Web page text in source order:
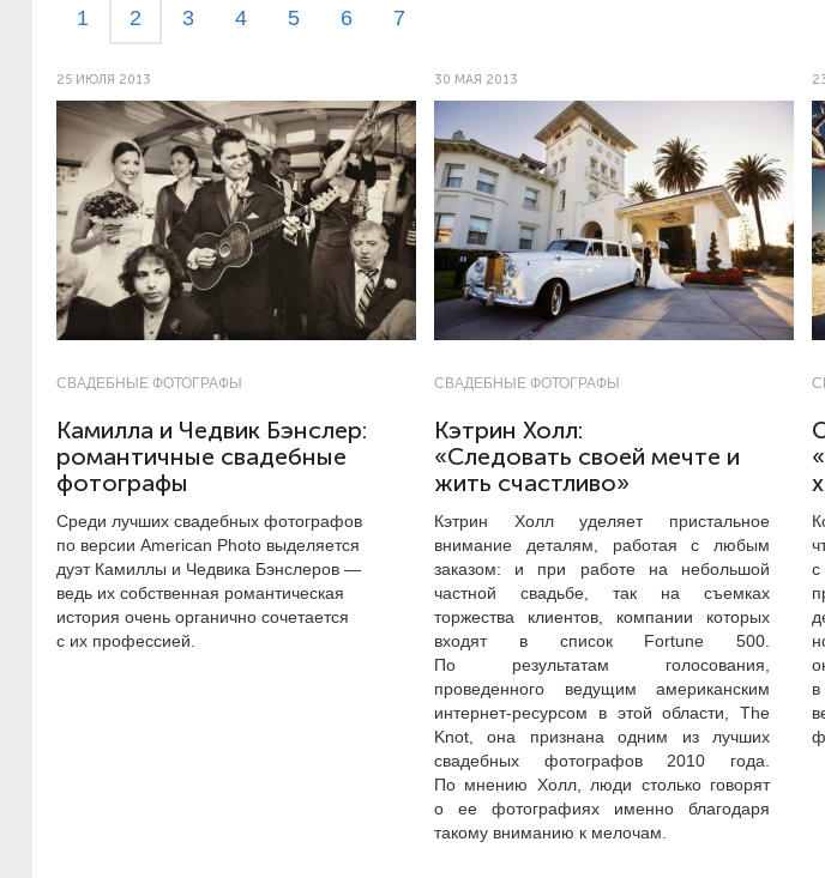
1 2 3 4 5 6 7
25 ИЮЛЯ 2013
СВАДЕБНЫЕ ФОТОГРАФЫ
Камилла и Чедвик Бэнслер:
романтичные свадебные
фотографы
Среди лучших свадебных фотографов
по версии American Photo выделяется
дуэт Камиллы и Чедвика Бэнслеров —
ведь их собственная романтическая
история очень органично сочетается
с их профессией.
30 МАЯ 2013
СВАДЕБНЫЕ ФОТОГРАФЫ
Кэтрин Холл:
«Следовать своей мечте и
жить счастливо»
Кэтрин Холл уделяет пристальное
внимание деталям, работая с любым
заказом: и при работе на небольшой
частной свадьбе, так на съемках
торжества клиентов, компании которых
входят в список Fortune 500.
По результатам голосования,
проведенного ведущим американским
интернет-ресурсом в этой области, The
Knot, она признана одним из лучших
свадебных фотографов 2010 года.
По мнению Холл, люди столько говорят
о ее фотографиях именно благодаря
такому вниманию к мелочам.
с